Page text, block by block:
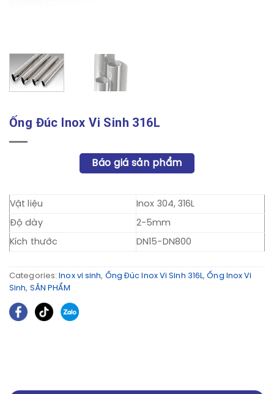
Ống Đúc Inox Vi Sinh 316L
Báo giá sản phẩm
Vật liệu
Inox 304, 316L
Độ dày
2-5mm
Kích thước
DN15-DN800
Categories: Inox vi sinh, Ống Đúc Inox Vi Sinh 316L,Ống Inox Vi
Sinh, SẢN PHẨM